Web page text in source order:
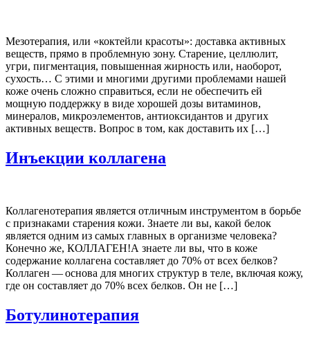
Мезотерапия, или «коктейли красоты»: доставка активных
веществ, прямо в проблемную зону. Старение, целлюлит,
угри, пигментация, повышенная жирность или, наоборот,
сухость… С этими и многими другими проблемами нашей
коже очень сложно справиться, если не обеспечить ей
мощную поддержку в виде хорошей дозы витаминов,
минералов, микроэлементов, антиоксидантов и других
активных веществ. Вопрос в том, как доставить их […]
Инъекции коллагена
Коллагенотерапия является отличным инструментом в борьбе
с признаками старения кожи. Знаете ли вы, какой белок
является одним из самых главных в организме человека?
Конечно же, КОЛЛАГЕН!А знаете ли вы, что в коже
содержание коллагена составляет до 70% от всех белков?
Коллаген — основа для многих структур в теле, включая кожу,
где он составляет до 70% всех белков. Он не […]
Ботулинотерапия